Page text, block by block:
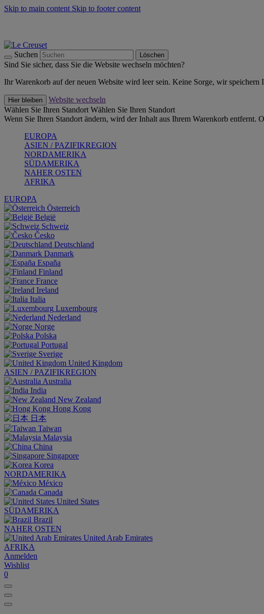
Skip to main content Skip to footer content
Suchen Löschen
Sind Sie sicher, dass Sie die Website wechseln möchten?
Ihr Warenkorb auf der neuen Website wird leer sein. Keine Sorge, wir
Hier bleiben
Website wechseln
Wählen Sie Ihren Standort Wählen Sie Ihren Standort
Wenn Sie Ihren Standort ändern, wird der Inhalt aus Ihrem Warenkorb entfernt.
EUROPA
ASIEN / PAZIFIKREGION
NORDAMERIKA
SÜDAMERIKA
NAHER OSTEN
AFRIKA
EUROPA
Österreich
België
Schweiz
Česko
Deutschland
Danmark
España
Finland
France
Ireland
Italia
Luxembourg
Nederland
Norge
Polska
Portugal
Sverige
United Kingdom
ASIEN / PAZIFIKREGION
Australia
India
New Zealand
Hong Kong
日本
Taiwan
Malaysia
China
Singapore
Korea
NORDAMERIKA
México
Canada
United States
SÜDAMERIKA
Brazil
NAHER OSTEN
United Arab Emirates
AFRIKA
Anmelden
Wishlist
0